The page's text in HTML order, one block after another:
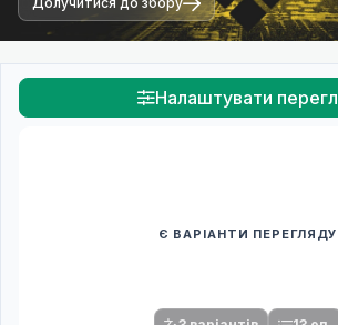
Налаштувати
Є ВАРІАНТИ ПЕРЕГЛЯДУ